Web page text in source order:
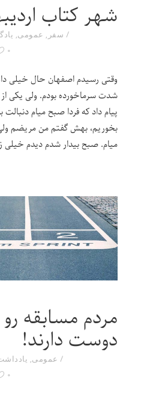
شهر کتاب
سفر , عمومی,
۰
وقتی رسیدم اصفهان حال خیلی
شدت سرما‌خورده بودم. ولی یکی
پیام داد که فردا صبح میام
بخوریم، بهش گفتم من مریضم
میام. صبح بیدار شدم دیدم خیلی
مردم مسابقه
دوست دارند!
عمومی,
۰